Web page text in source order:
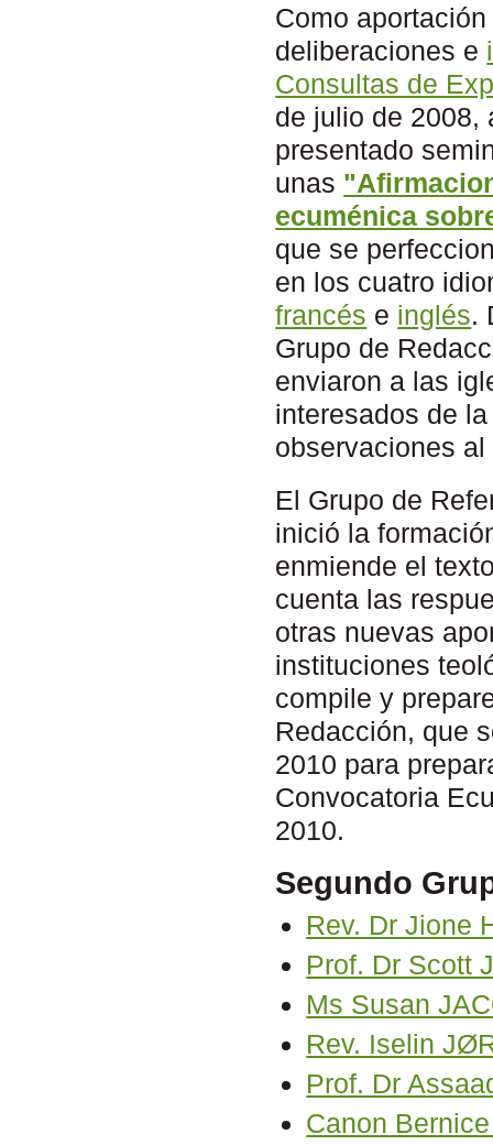
Como
deliberaciones e
Consultas de
de julio de 2008,
presentado
unas
ecuménica
que se
en los cuatro
francés e inglés.
Grupo de
enviaron a las
interesados de
observaciones
El Grupo de
inició la
enmiende el
cuenta las
otras nuevas
instituciones
compile y
Redacción, que
2010 para
Convocatoria
2010.
Segundo
Rev. Dr Jione
Prof. Dr Scott
Ms Susan
Rev. Iselin
Prof. Dr
Canon